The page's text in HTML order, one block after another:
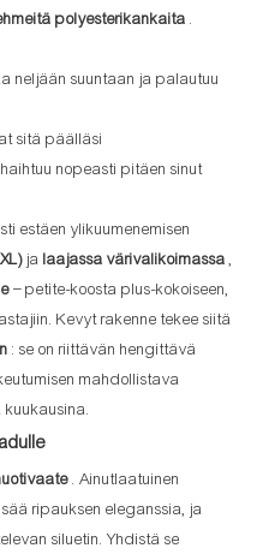
polyesterikankaita .
neljään suuntaan ja palautuu
sitä päälläsi
nopeasti pitäen sinut
estäen ylikuumenemisen
ja laajassa värivalikoimassa,
– petite-koosta plus-kokoiseen,
Kevyt rakenne tekee siitä
: se on riittävän hengittävä
mahdollistava
. Ainutlaatuinen
ripauksen eleganssia, ja
siluetin. Yhdistä se